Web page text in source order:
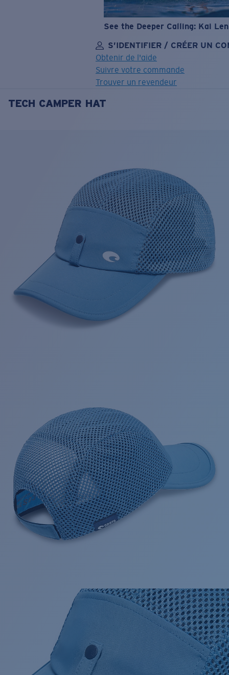
See the Deeper Calling: Kai
S’IDENTIFIER / CRÉER UN
Obtenir de l'aide
Suivre votre commande
Trouver un revendeur
OBJECTIF MIS À JOUR
Prix : Gratuit
Quantité:
TECH CAMPER HAT